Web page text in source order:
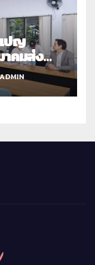
ปญ
าคมส่ง
นวันสตรี